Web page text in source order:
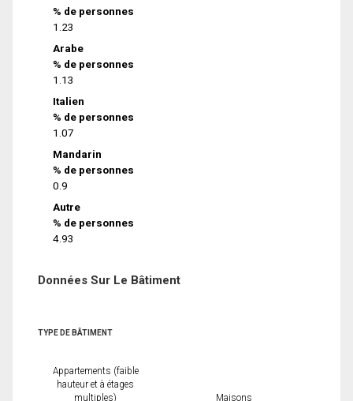
% de personnes
1.23
Arabe
% de personnes
1.13
Italien
% de personnes
1.07
Mandarin
% de personnes
0.9
Autre
% de personnes
4.93
Données Sur Le Bâtiment
TYPE DE BÂTIMENT
Appartements (faible
hauteur et à étages
multiples)
Maisons